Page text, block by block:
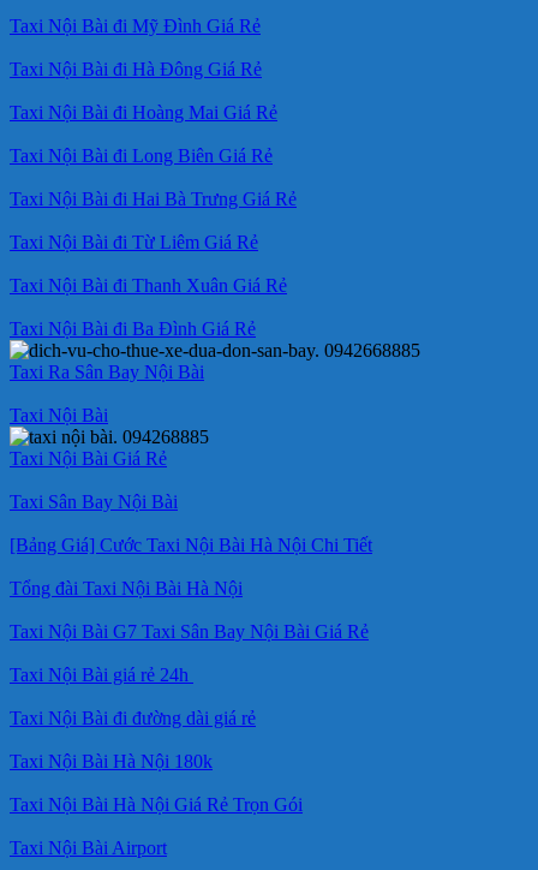
Taxi Nội Bài đi Mỹ Đình Giá Rẻ
Taxi Nội Bài đi Hà Đông Giá Rẻ
Taxi Nội Bài đi Hoàng Mai Giá Rẻ
Taxi Nội Bài đi Long Biên Giá Rẻ
Taxi Nội Bài đi Hai Bà Trưng Giá Rẻ
Taxi Nội Bài đi Từ Liêm Giá Rẻ
Taxi Nội Bài đi Thanh Xuân Giá Rẻ
Taxi Nội Bài đi Ba Đình Giá Rẻ
Taxi Ra Sân Bay Nội Bài
Taxi Nội Bài
Taxi Nội Bài Giá Rẻ
Taxi Sân Bay Nội Bài
[Bảng Giá] Cước Taxi Nội Bài Hà Nội Chi Tiết
Tổng đài Taxi Nội Bài Hà Nội
Taxi Nội Bài G7 Taxi Sân Bay Nội Bài Giá Rẻ
Taxi Nội Bài giá rẻ 24h
Taxi Nội Bài đi đường dài giá rẻ
Taxi Nội Bài Hà Nội 180k
Taxi Nội Bài Hà Nội Giá Rẻ Trọn Gói
Taxi Nội Bài Airport